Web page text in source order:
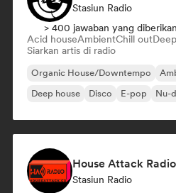
Stasiun Radio
> 400 jawaban yang diberikan
Acid houseAmbientChill out
Siarkan artis di radio
Organic House/Downtempo
Deep house
Disco E-pop Nu-
House Attack Radio
Stasiun Radio